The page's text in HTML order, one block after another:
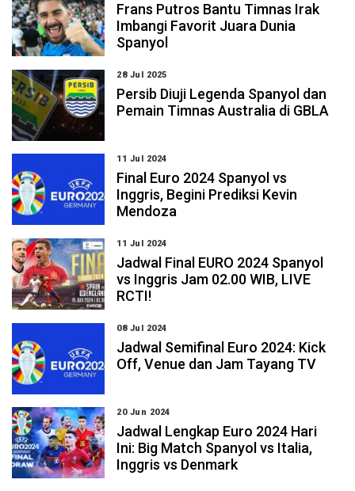
Frans Putros Bantu Timnas Irak
Imbangi Favorit Juara Dunia
Spanyol
28 Jul 2025
Persib Diuji Legenda Spanyol dan
Pemain Timnas Australia di GBLA
11 Jul 2024
Final Euro 2024 Spanyol vs
Inggris, Begini Prediksi Kevin
Mendoza
11 Jul 2024
Jadwal Final EURO 2024 Spanyol
vs Inggris Jam 02.00 WIB, LIVE
RCTI!
08 Jul 2024
Jadwal Semifinal Euro 2024: Kick
Off, Venue dan Jam Tayang TV
20 Jun 2024
Jadwal Lengkap Euro 2024 Hari
Ini: Big Match Spanyol vs Italia,
Inggris vs Denmark